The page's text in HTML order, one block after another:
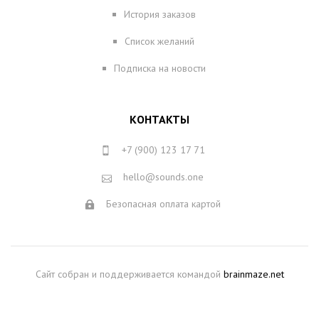
История заказов
Список желаний
Подписка на новости
КОНТАКТЫ
+7 (900) 123 17 71
hello@sounds.one
Безопасная оплата картой
Сайт собран и поддерживается командой brainmaze.net